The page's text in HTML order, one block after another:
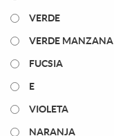
VERDE
VERDE MANZANA
FUCSIA
E
VIOLETA
NARANJA